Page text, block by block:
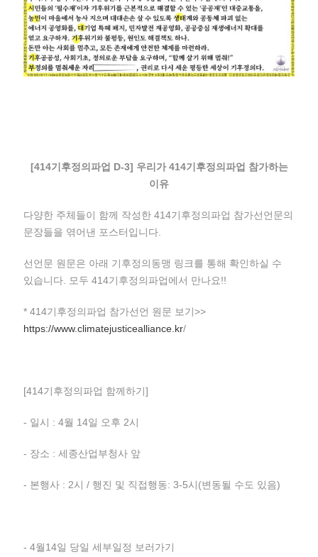
[414기후정의파업 D-3] 우리가 414기후정의파업 참가하는
이유
다양한 주체들이 함께 작성한 414기후정의파업 참가선언문의
문장들을 엮어낸 포스터입니다.
선언문 원문은 아래 기후정의동맹 링크를 통해 확인하실 수
있습니다. 모두 414기후정의파업에서 만나요!!
* 414기후정의파업 참가선언 원문 보기>>
https://www.climatejusticealliance.kr/
[414기후정의파업 함께하기]
- 일시 : 4월 14일 오후 2시
- 장소 : 세종산업부청사 앞
- 본행사 : 2시 / 행진 및 직접행동: 3-5시(변동될 수도 있음)
- 4월14일 당일 세부일정 보러가기